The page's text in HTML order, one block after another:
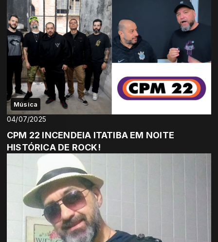
Música
04/07/2025
CPM 22 INCENDEIA ITATIBA EM NOITE
HISTÓRICA DE ROCK!